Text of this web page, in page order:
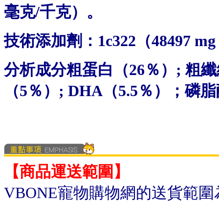
毫克/千克）。
技術添加劑：1c322（48497
分析成分粗蛋白（26％）; 粗
（5％）; DHA（5.5％）；磷
【商品運送範圍】
VBONE寵物購物網的送貨範